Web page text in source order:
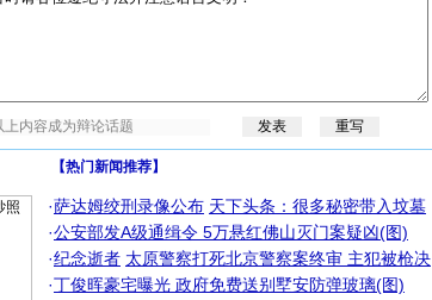
【热门新闻推荐】
·萨达姆绞刑录像公布 天下头条：很多秘密带入坟墓
·公安部发A级通缉令 5万悬红佛山灭门案疑凶(图)
·纪念逝者 太原警察打死北京警察案终审 主犯被枪决
·丁俊晖豪宅曝光 政府免费送别墅安防弹玻璃(图)